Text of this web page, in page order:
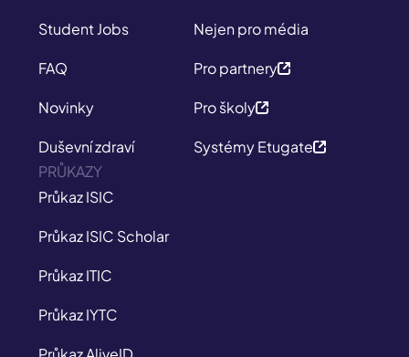
Student Jobs
FAQ
Novinky
Duševní zdraví
Nejen pro média
Pro partnery
Pro školy
Systémy Etugate
PRŮKAZY
Průkaz ISIC
Průkaz ISIC Scholar
Průkaz ITIC
Průkaz IYTC